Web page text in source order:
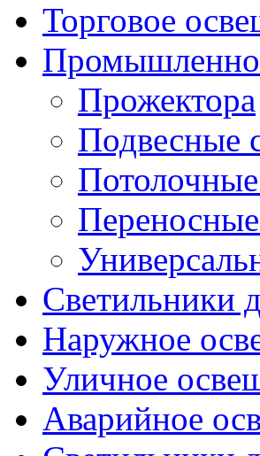
Торговое
Прожектора
Подвесные
Светильники
Наружное
Уличное
Аварийное